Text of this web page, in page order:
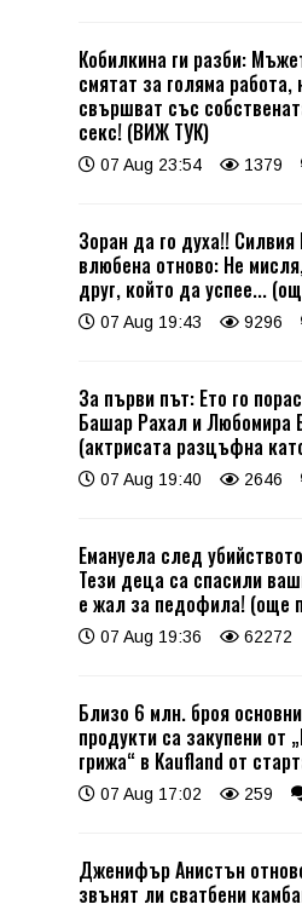
Кобилкина ги разби:
смятат за голяма работа,
свършват със
секс! (ВИЖ ТУК)
07 Aug 23:54 1379
Зоран да го духа!! Силвия
влюбена отново: Не
друг, който да успее...
07 Aug 19:43 9296
За първи път: Ето го
Башар Рахал и Любомира
(актрисата разцъфна
07 Aug 19:40 2646
Емануела след
Тези деца са спасили
е жал за педофила! (още
07 Aug 19:36 62272
Близо 6 млн. броя
продукти са закупени от
грижа“ в Kaufland от
07 Aug 17:02 259
Дженифър Анистън
звънят ли сватбени